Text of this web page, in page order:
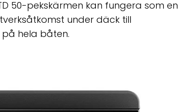
50-pekskärmen kan fungera som en
under däck till
hela båten.